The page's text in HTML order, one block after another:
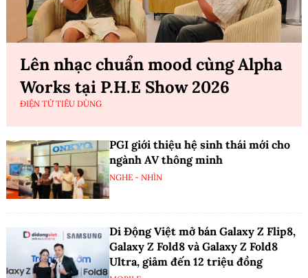
Lên nhạc chuẩn mood cùng Alpha
Works tại P.H.E Show 2026
ĐIỆN TỬ TIÊU DÙNG
PGI giới thiệu hệ sinh thái mới cho
ngành AV thông minh
NGHE - NHÌN
Di Động Việt mở bán Galaxy Z Flip8,
Galaxy Z Fold8 và Galaxy Z Fold8
Ultra, giảm đến 12 triệu đồng